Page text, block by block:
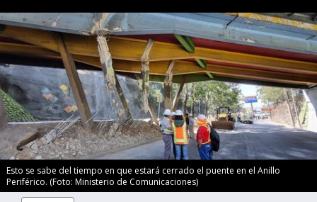
Esto se sabe del tiempo en que estará cerrado el puente en el Anillo
Periférico. (Foto: Ministerio de Comunicaciones)